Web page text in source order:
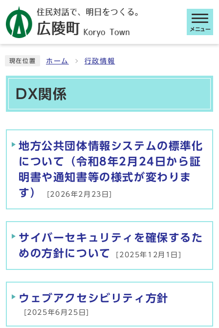
メニュー
現在位置 ホーム 行政情報
DX関係
メインメニュー
地方公共団体情報システムの標準化
について（令和8年2月24日から証
明書や通知書等の様式が変わりま
す）
[2026年2月23日]
サイバーセキュリティを確保するた
めの方針について
[2025年12月1日]
ウェブアクセシビリティ方針
[2025年6月25日]